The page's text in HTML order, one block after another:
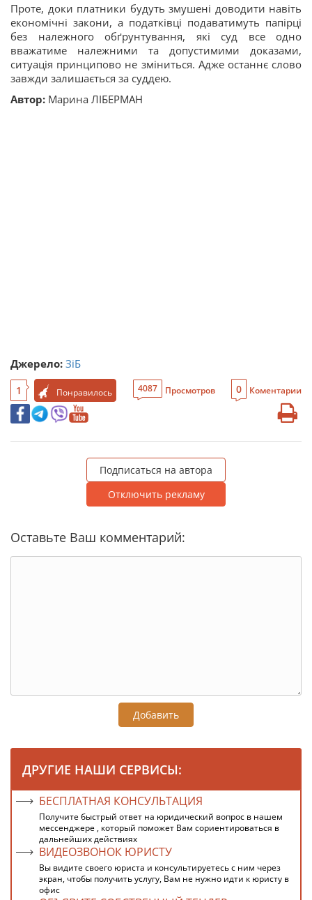
Проте, доки платники будуть змушені доводити навіть
економічні закони, а податківці подаватимуть папірці
без належного обґрунтування, які суд все одно
вважатиме належними та допустимими доказами,
ситуація принципово не зміниться. Адже останнє слово
завжди залишається за суддею.
Автор: Марина ЛІБЕРМАН
Джерело: ЗіБ
1 Понравилось 4087 Просмотров 0 Коментарии
Подписаться на автора
Отключить рекламу
Оставьте Ваш комментарий:
Добавить
ДРУГИЕ НАШИ СЕРВИСЫ:
БЕСПЛАТНАЯ КОНСУЛЬТАЦИЯ
Получите быстрый ответ на юридический вопрос в нашем
мессенджере , который поможет Вам сориентироваться в
дальнейших действиях
ВИДЕОЗВОНОК ЮРИСТУ
Вы видите своего юриста и консультируетесь с ним через
экран, чтобы получить услугу, Вам не нужно идти к юристу в
офис